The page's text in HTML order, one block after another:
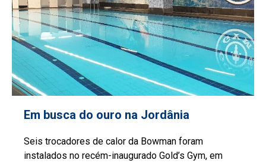
Em busca do ouro na Jordânia
Seis trocadores de calor da Bowman foram
instalados no recém-inaugurado Gold’s Gym, em